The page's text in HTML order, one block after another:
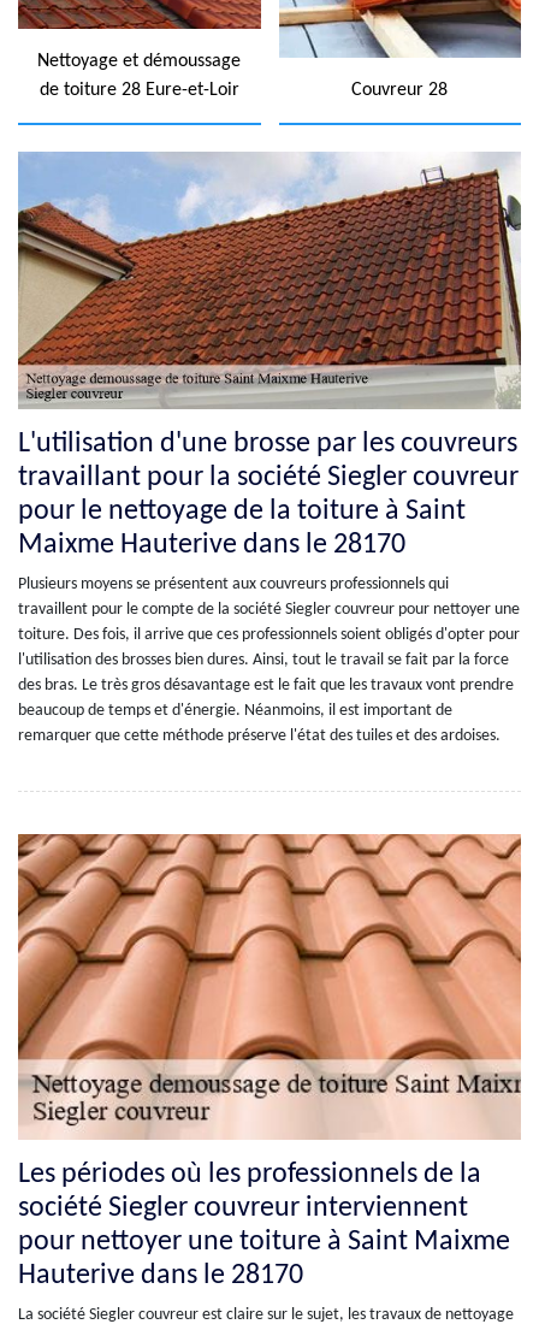
Nettoyage et démoussage
de toiture 28 Eure-et-Loir
Couvreur 28
L'utilisation d'une brosse par les couvreurs
travaillant pour la société Siegler couvreur
pour le nettoyage de la toiture à Saint
Maixme Hauterive dans le 28170
Plusieurs moyens se présentent aux couvreurs professionnels qui
travaillent pour le compte de la société Siegler couvreur pour nettoyer une
toiture. Des fois, il arrive que ces professionnels soient obligés d'opter pour
l'utilisation des brosses bien dures. Ainsi, tout le travail se fait par la force
des bras. Le très gros désavantage est le fait que les travaux vont prendre
beaucoup de temps et d'énergie. Néanmoins, il est important de
remarquer que cette méthode préserve l'état des tuiles et des ardoises.
Les périodes où les professionnels de la
société Siegler couvreur interviennent
pour nettoyer une toiture à Saint Maixme
Hauterive dans le 28170
La société Siegler couvreur est claire sur le sujet, les travaux de nettoyage